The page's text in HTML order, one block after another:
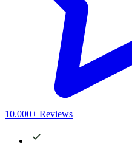
10.000+ Reviews